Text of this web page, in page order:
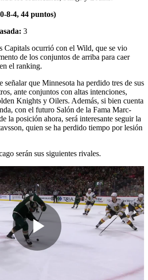
8-4, 44 puntos)
3
Capitals ocurrió con el Wild, que se vio
de los conjuntos de arriba para caer
el ranking.
señalar que Minnesota ha perdido tres de sus
ante conjuntos con altas intenciones,
Knights y Oilers. Además, si bien cuenta
con el futuro Salón de la Fama Marc-
la posición ahora, será interesante seguir la
quien se ha perdido tiempo por lesión
serán sus siguientes rivales.
Play